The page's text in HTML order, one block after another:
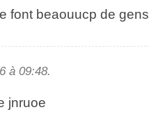
font beuuoacp de
à 09:48.
journe